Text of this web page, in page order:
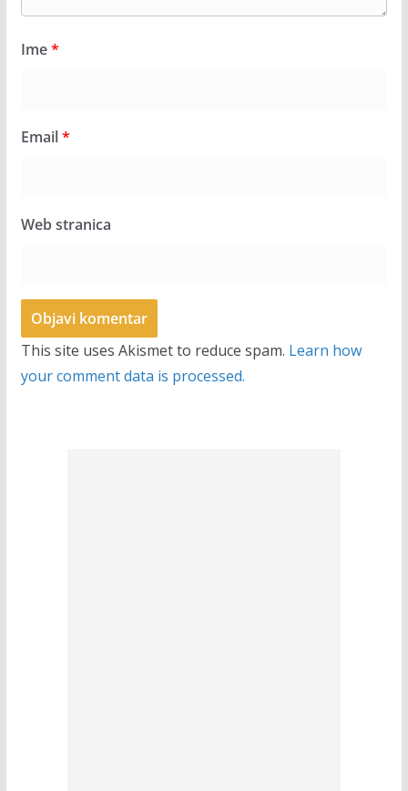
Ime*
Email*
Web stranica
This site uses Akismet to reduce spam. Learn how
your comment data is processed.